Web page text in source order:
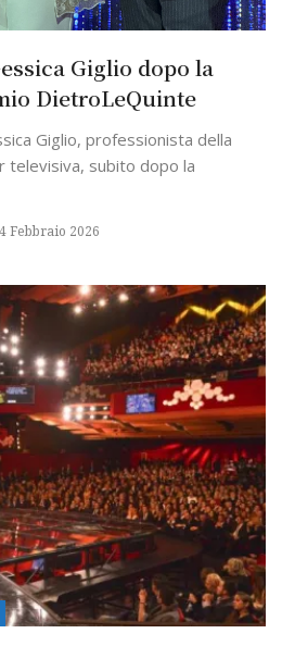
Giglio dopo la
DietroLeQuinte
Giglio, professionista della
televisiva, subito dopo la
Febbraio 2026